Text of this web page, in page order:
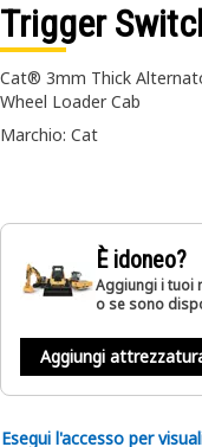
Trigger
Cat® 3mm Thick
Wheel Loader Cab
Marchio: Cat
È idoneo?
Aggiungi i tuoi
o se sono
Aggiungi
Esegui l'accesso per